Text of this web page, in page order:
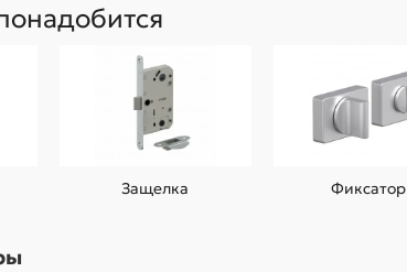
Защелка Фиксатор